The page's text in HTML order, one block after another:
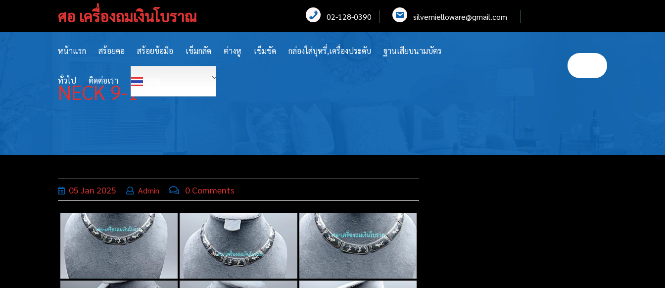
ศอ เครื่องถมเงินโบราณ 02-128-0390 silvernielloware@gmail.com
หน้าแรก สร้อยคอ สร้อยข้อมือ เข็มกลัด ต่างหู เข็มขัด กล่องใส่บุหรี่,เครื่องประดับ ฐานเสียบนามบัตร
ทั่วไป ติดต่อเรา
NECK 9-1
05 Jan 2025 Admin 0 Comments